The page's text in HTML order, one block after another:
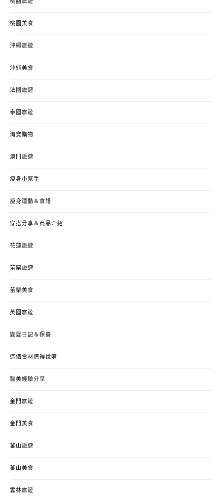
桃園旅遊
桃園美食
沖繩旅遊
沖繩美食
法國旅遊
泰國旅遊
淘寶購物
澳門旅遊
瘦身小幫手
瘦身運動＆食譜
穿搭分享＆商品介紹
花蓮旅遊
苗栗旅遊
苗栗美食
英國旅遊
變髮日記＆保養
這個食材值得說嘴
醫美經驗分享
金門旅遊
金門美食
釜山旅遊
釜山美食
雲林旅遊